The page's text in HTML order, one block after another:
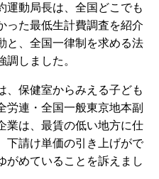
動局長は、全国どこでも
った最低生計費調査を紹介
と、全国一律制を求める法
しました。
保健室からみえる子ども
労連・全国一般東京地本副
業は、最賃の低い地方に仕
下請け単価の引き上げがで
がめていることを訴えまし